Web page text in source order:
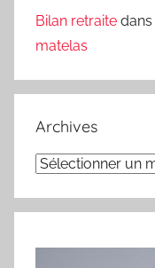
Bilan retraite dans
matelas
Archives
Archives